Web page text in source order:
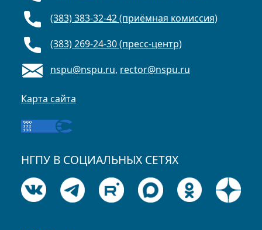
(383) 383-32-42 (приёмная комиссия)
(383) 269-24-30 (пресс-центр)
nspu@nspu.ru, rector@nspu.ru
Карта сайта
НГПУ В СОЦИАЛЬНЫХ СЕТЯХ